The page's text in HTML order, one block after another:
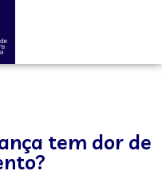
tem dor de